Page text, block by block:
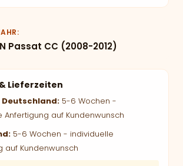
Passat CC (2008-2012)
Lieferzeiten
5-6 Wochen -
Anfertigung auf Kundenwunsch
5-6 Wochen - individuelle
auf Kundenwunsch